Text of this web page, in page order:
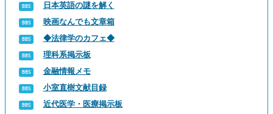
日本英語の謎を解く
映画なんでも文章箱
◆法律学のカフェ◆
理科系掲示板
金融情報メモ
小室直樹文献目録
近代医学・医療掲示板